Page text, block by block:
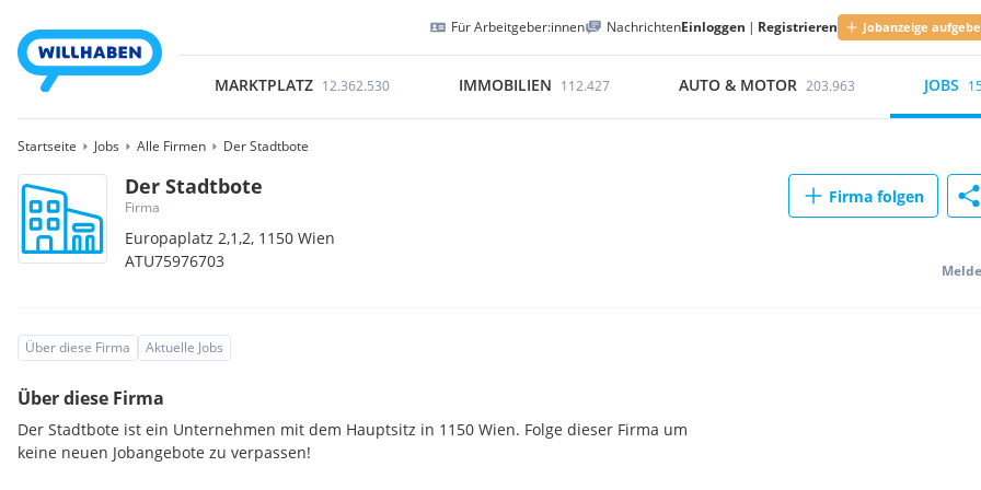
Für Arbeitgeber:innen NachrichtenEinloggen | Registrieren Jobanzeige
MARKTPLATZ 12.362.530 IMMOBILIEN 112.427 AUTO & MOTOR 203.963 JOBS
Startseite Jobs Alle Firmen Der Stadtbote
Der Stadtbote
Firma
Europaplatz 2,1,2, 1150Wien
ATU75976703
Firma folgen
Über diese Firma Aktuelle Jobs
Über diese Firma
Der Stadtbote ist ein Unternehmen mit dem Hauptsitz in 1150 Wien. Folge dieser Firma um
keine neuen Jobangebote zu verpassen!